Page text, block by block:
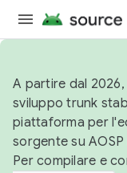
A partire dal
sviluppo trunk
piattaforma per
sorgente su
Per compilare e